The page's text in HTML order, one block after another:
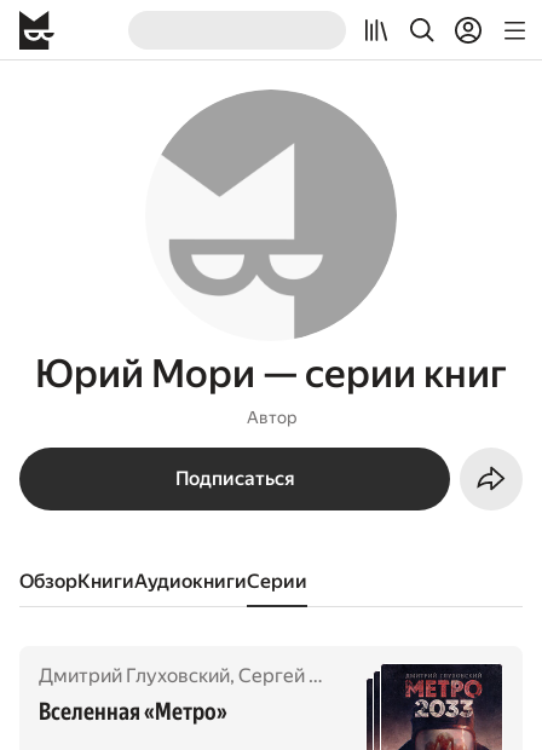
Юрий Мори — серии книг
Автор
Подписаться
Обзор книги аудиокниги серии
Дмитрий Глуховский, Сергей Антонов , Шимун Врочек
Вселенная «Метро»